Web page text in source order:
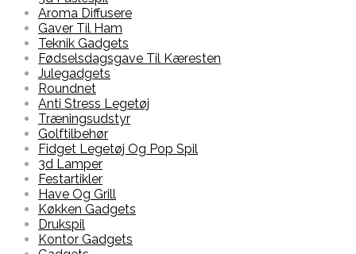
Aroma Diffusere
Gaver Til Ham
Teknik Gadgets
Fødselsdagsgave Til Kæresten
Julegadgets
Roundnet
Anti Stress Legetøj
Træningsudstyr
Golftilbehør
Fidget Legetøj Og Pop Spil
3d Lamper
Festartikler
Have Og Grill
Køkken Gadgets
Drukspil
Kontor Gadgets